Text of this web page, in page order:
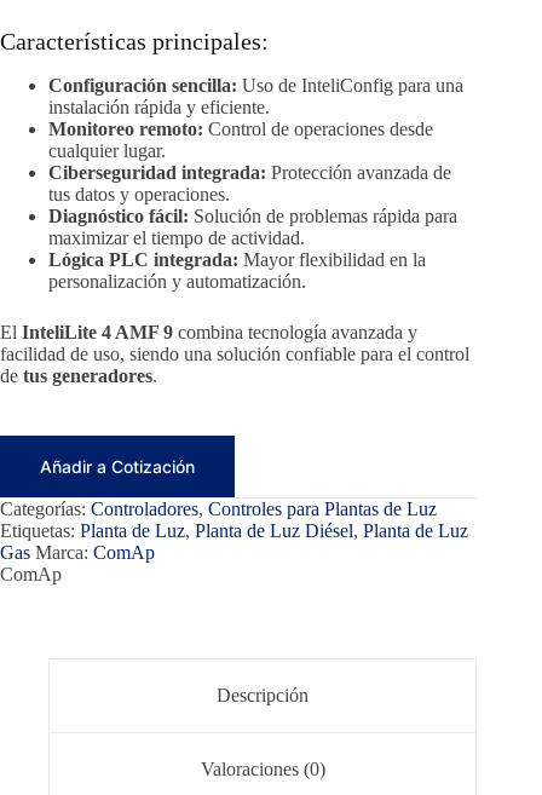
Características principales:
Configuración sencilla: Uso de InteliConfig para una
instalación rápida y eficiente.
Monitoreo remoto: Control de operaciones desde
cualquier lugar.
Ciberseguridad integrada: Protección avanzada de
tus datos y operaciones.
Diagnóstico fácil: Solución de problemas rápida para
maximizar el tiempo de actividad.
Lógica PLC integrada: Mayor flexibilidad en la
personalización y automatización.
El InteliLite 4 AMF 9 combina tecnología avanzada y
facilidad de uso, siendo una solución confiable para el control
de tus generadores.
Añadir a Cotización
Categorías: Controladores, Controles para Plantas de Luz
Etiquetas: Planta de Luz, Planta de Luz Diésel, Planta de Luz
Gas Marca: ComAp
ComAp
Descripción
Valoraciones (0)